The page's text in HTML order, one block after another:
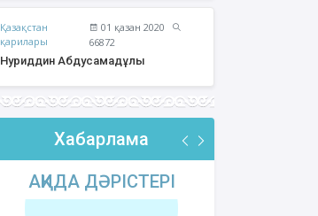
Қазақстан
қарилары
01 қазан 2020
66872
Нуриддин Абдусамадұлы
Хабарлама
АҚИДА ДӘРІСТЕРІ